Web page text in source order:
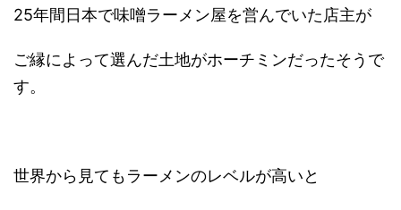
25年間日本で味噌ラーメン屋を営んでいた店主が
ご縁によって選んだ土地がホーチミンだったそうで
す。
世界から見てもラーメンのレベルが高いと